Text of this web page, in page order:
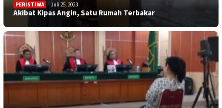
PERISTIWA Juli 25, 2023
Akibat Kipas Angin, Satu Rumah Terbakar